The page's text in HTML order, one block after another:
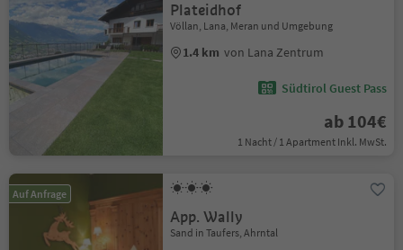
Plateidhof
Völlan, Lana, Meran und Umgebung
1.4 km von Lana Zentrum
Südtirol Guest Pass
ab 104€
1 Nacht / 1 Apartment Inkl. MwSt.
Auf Anfrage
App. Wally
Sand in Taufers, Ahrntal